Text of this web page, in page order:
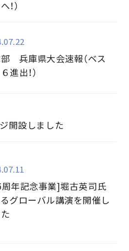
！）
兵庫県大会速報（ベス
進出！）
開設しました
年記念事業]堀古英司氏
グローバル講演を開催し